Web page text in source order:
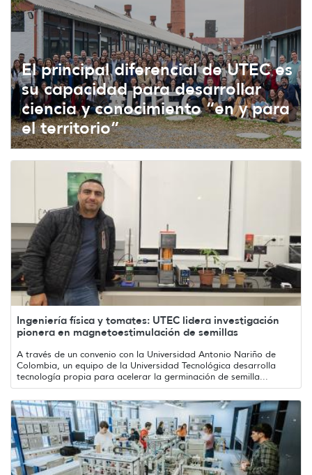
El principal diferencial de UTEC es
su capacidad para desarrollar
ciencia y conocimiento “en y para
el territorio”
Ingeniería física y tomates: UTEC lidera investigación
pionera en magnetoestimulación de semillas
A través de un convenio con la Universidad Antonio Nariño de
Colombia, un equipo de la Universidad Tecnológica desarrolla
tecnología propia para acelerar la germinación de semilla...